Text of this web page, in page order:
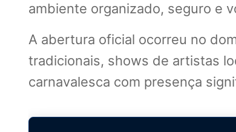
ambiente organizado, seguro e
A abertura oficial ocorreu no
tradicionais, shows de artistas
carnavalesca com presença